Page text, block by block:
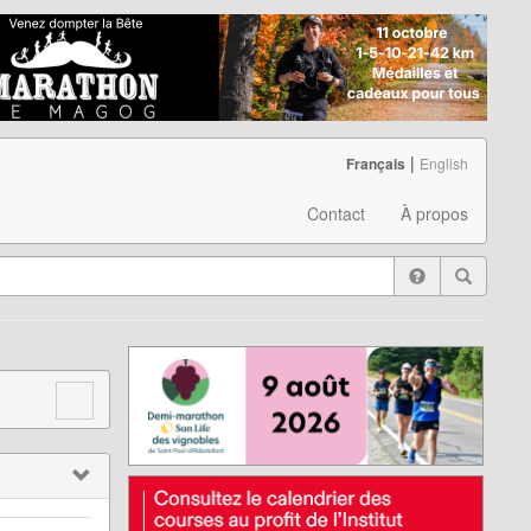
Contact À propos
Français | English